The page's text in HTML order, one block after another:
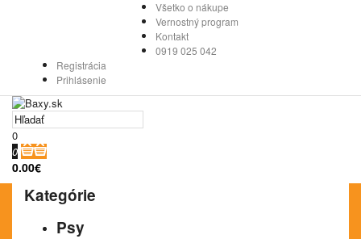
Všetko o nákupe
Vernostný program
Kontakt
0919 025 042
Registrácia
Prihlásenie
0
0
0.00€
Kategórie
Psy